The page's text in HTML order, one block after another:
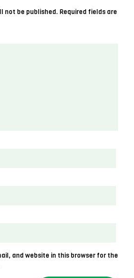
not be published. Required fields are
and website in this browser for the